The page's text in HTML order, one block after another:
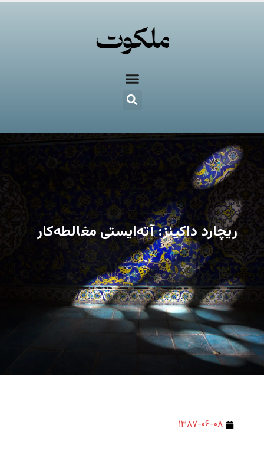
ریچارد داکینز: آته‌ایستی مغالطه‌کار
۱۳۸۷-۰۶-۰۸